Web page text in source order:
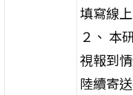
填寫線
２、 本
視報到
陸續寄